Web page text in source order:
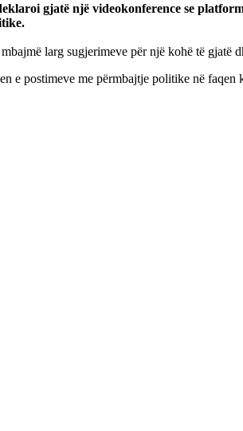
gjatë një videokonference se
larg sugjerimeve për një kohë të gjatë
e postimeve me përmbajtje politike në faqen